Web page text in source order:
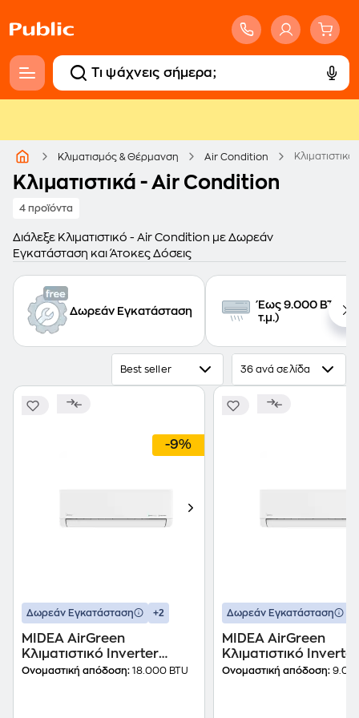
Κλιματισμός & Θέρμανση Air Condition Κλιματιστικά
Κλιματιστικά - Air Condition
4 προϊόντα
Διάλεξε Κλιματιστικό - Air Condition με Δωρεάν
Εγκατάσταση και Άτοκες Δόσεις
Δωρεάν Εγκατάσταση
Έως 9.000 BTU
τ.μ.)
Best seller 36 ανά σελίδα
-9%
Δωρεάν Εγκατάσταση +2
MIDEA AirGreen
Κλιματιστικό Inverter
18.000 BTU A+++/A+++ με
Ονομαστική απόδοση: 18.000 BTU
Δωρεάν Εγκατάσταση
MIDEA AirGreen
Κλιματιστικό Inverter
9.000 BTU A+++/
Ονομαστική απόδοση: